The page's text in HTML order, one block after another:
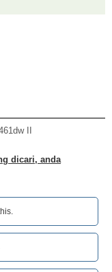
II
dicari, anda